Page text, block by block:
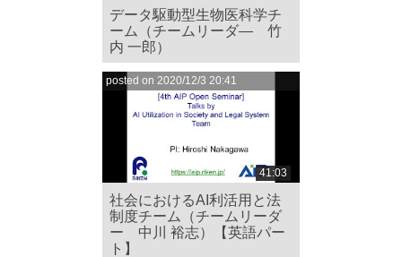
データ駆動型生物医科学チ
ーム（チームリーダ― 竹
内 一郎）
posted on 2020/12/3 20:41
41:03
社会におけるAI利活用と法
制度チーム（チームリーダ
ー 中川 裕志）【英語パー
ト】